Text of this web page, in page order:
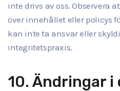
inte drivs av oss. Observera
över innehållet eller policys
kan inte ta ansvar eller
integritetspraxis.
10. Ändringar i